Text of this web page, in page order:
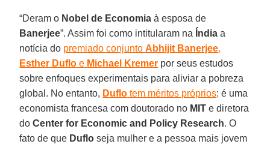
“Deram o Nobel de Economia à esposa de
Banerjee”. Assim foi como intitularam na Índia a
notícia do premiado conjuntoAbhijit Banerjee,
Esther Duflo e Michael Kremer por seus estudos
sobre enfoques experimentais para aliviar a pobreza
global. No entanto, Duflo tem méritos próprios: é uma
economista francesa com doutorado no MIT e diretora
doCenter for Economic and Policy Research. O
fato de que Duflo seja mulher e a pessoa mais jovem